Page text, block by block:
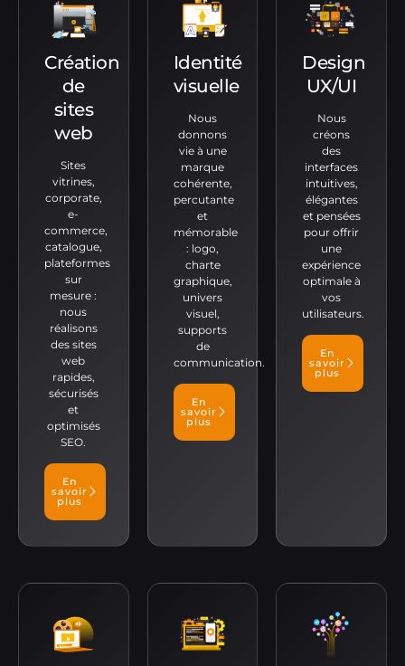
Création
de
sites
web
Sites
vitrines,
corporate,
e-
commerce,
catalogue,
plateformes
sur
mesure :
nous
réalisons
des sites
web
rapides,
sécurisés
et
optimisés
SEO.
En
savoir
plus
Identité
visuelle
Nous
donnons
vie à une
marque
cohérente,
percutante
et
mémorable
: logo,
charte
graphique,
univers
visuel,
supports
de
communication.
En
savoir
plus
Design
UX/UI
Nous
créons
des
interfaces
intuitives,
élégantes
et pensées
pour offrir
une
expérience
optimale à
vos
utilisateurs.
En
savoir
plus